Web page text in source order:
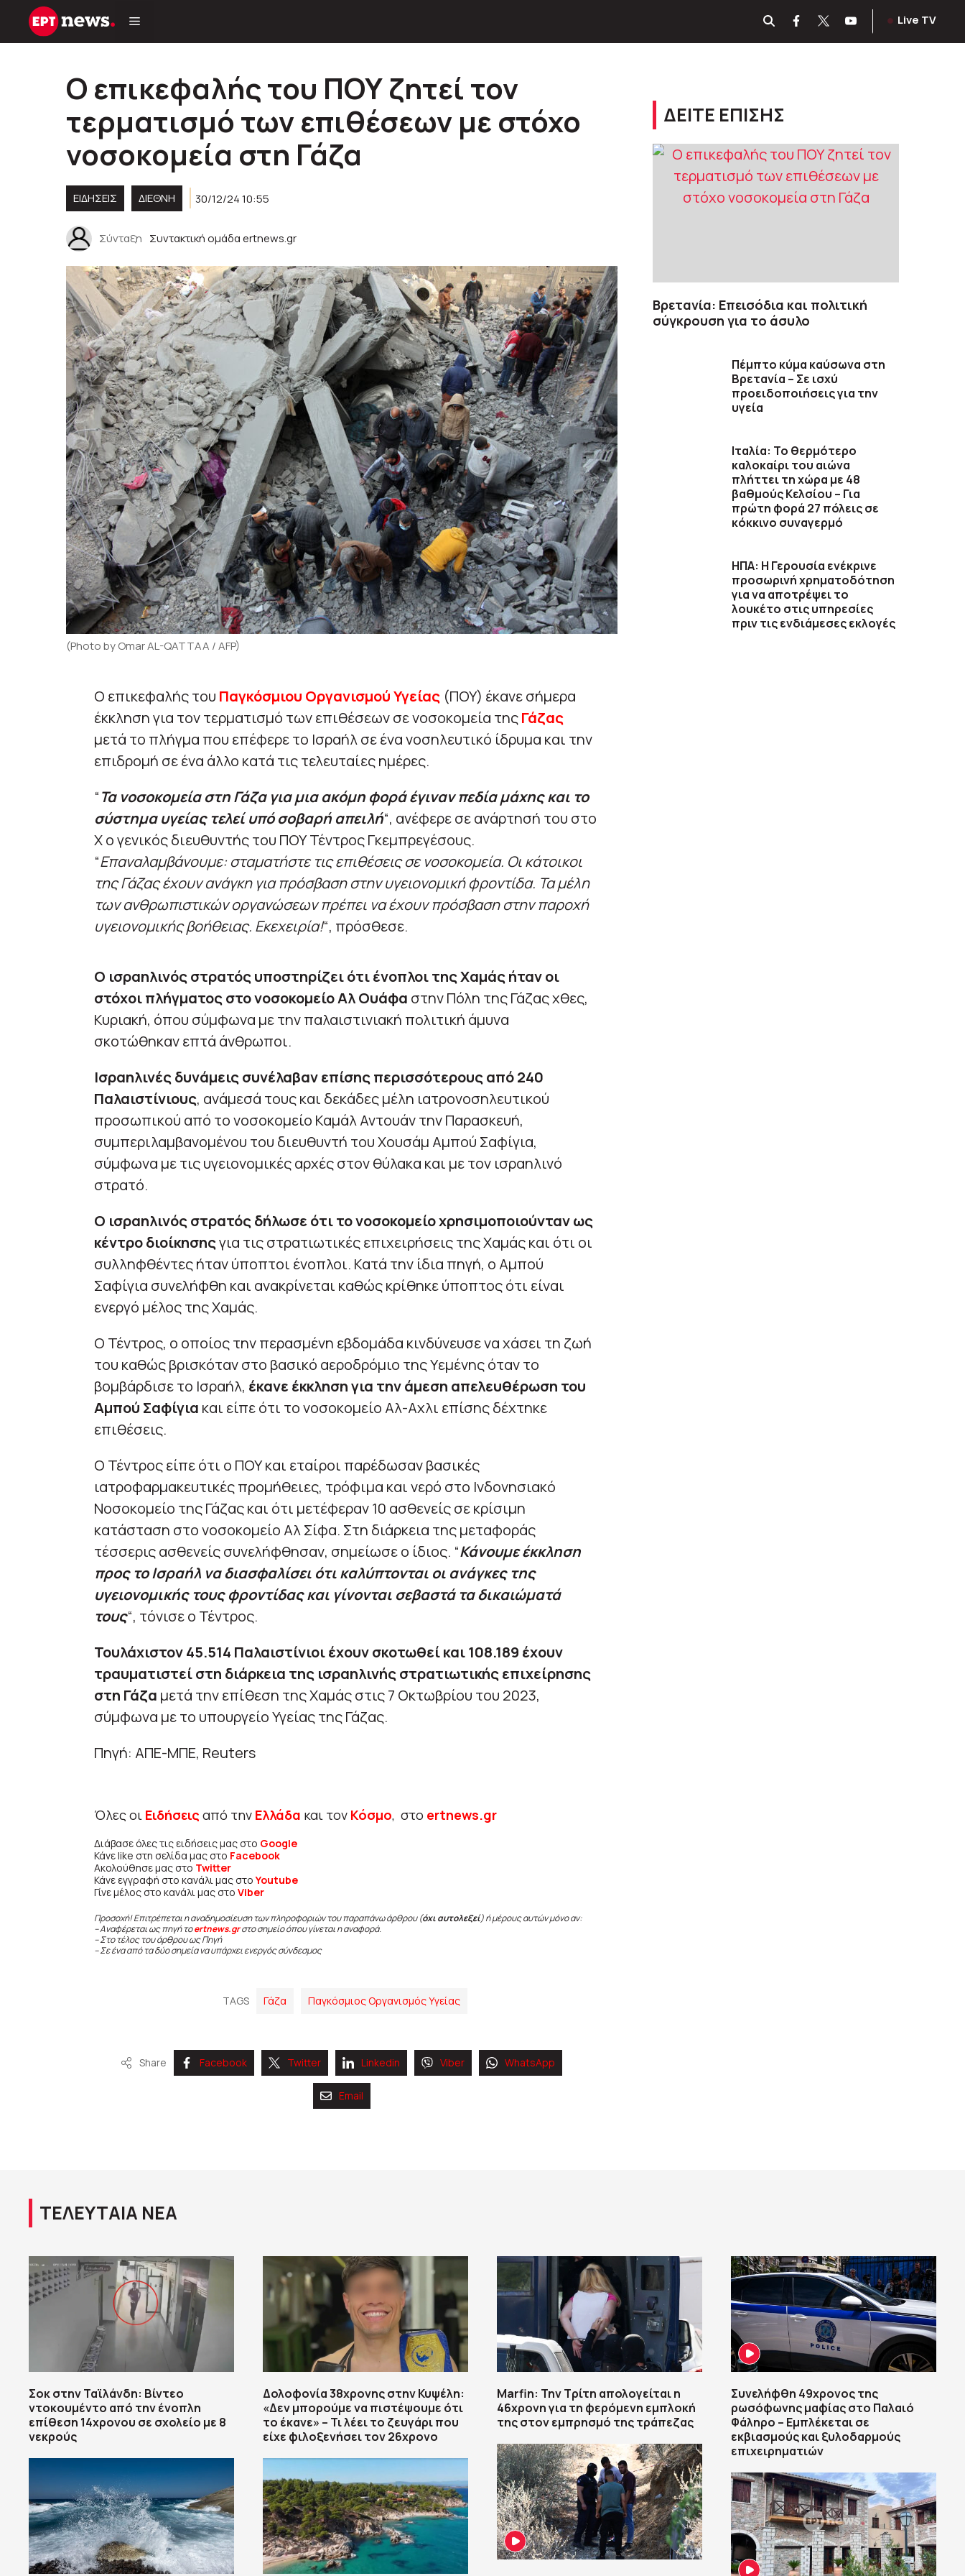
Μετάβαση
Live TV
Ο επικεφαλής του ΠΟΥ ζητεί τον
τερματισμό των επιθέσεων με στόχο
νοσοκομεία στη Γάζα
ΕΙΔΗΣΕΙΣ ΔΙΕΘΝΗ 30/12/24 10:55
Σύνταξη Συντακτική ομάδα ertnews.gr
(Photo by Omar AL-QATTAA / AFP)
Ο επικεφαλής του Παγκόσμιου Οργανισμού Υγείας(ΠΟΥ) έκανε σήμερα
έκκληση για τον τερματισμό των επιθέσεων σε νοσοκομεία τηςΓάζας
μετά το πλήγμα που επέφερε το Ισραήλ σε ένα νοσηλευτικό ίδρυμα και την
επιδρομή σε ένα άλλο κατά τις τελευταίες ημέρες.
“Τα νοσοκομεία στη Γάζα για μια ακόμη φορά έγιναν πεδία μάχης και το
σύστημα υγείας τελεί υπό σοβαρή απειλή“, ανέφερε σε ανάρτησή του στο
Χ ο γενικός διευθυντής του ΠΟΥ Τέντρος Γκεμπρεγέσους.
“Επαναλαμβάνουμε: σταματήστε τις επιθέσεις σε νοσοκομεία. Οι κάτοικοι
της Γάζας έχουν ανάγκη για πρόσβαση στην υγειονομική φροντίδα. Τα μέλη
των ανθρωπιστικών οργανώσεων πρέπει να έχουν πρόσβαση στην παροχή
υγειονομικής βοήθειας. Εκεχειρία!“, πρόσθεσε.
Ο ισραηλινός στρατός υποστηρίζει ότι ένοπλοι της Χαμάς ήταν οι
στόχοι πλήγματος στο νοσοκομείο Αλ Ουάφα στην Πόλη της Γάζας χθες,
Κυριακή, όπου σύμφωνα με την παλαιστινιακή πολιτική άμυνα
σκοτώθηκαν επτά άνθρωποι.
Ισραηλινές δυνάμεις συνέλαβαν επίσης περισσότερους από 240
Παλαιστίνιους, ανάμεσά τους και δεκάδες μέλη ιατρονοσηλευτικού
προσωπικού από το νοσοκομείο Καμάλ Αντουάν την Παρασκευή,
συμπεριλαμβανομένου του διευθυντή του Χουσάμ Αμπού Σαφίγια,
σύμφωνα με τις υγειονομικές αρχές στον θύλακα και με τον ισραηλινό
στρατό.
Ο ισραηλινός στρατός δήλωσε ότι το νοσοκομείο χρησιμοποιούνταν ως
κέντρο διοίκησηςγια τις στρατιωτικές επιχειρήσεις της Χαμάς και ότι οι
συλληφθέντες ήταν ύποπτοι ένοπλοι. Κατά την ίδια πηγή, ο Αμπού
Σαφίγια συνελήφθη και ανακρίνεται καθώς κρίθηκε ύποπτος ότι είναι
ενεργό μέλος της Χαμάς.
Ο Τέντρος, ο οποίος την περασμένη εβδομάδα κινδύνευσε να χάσει τη ζωή
του καθώς βρισκόταν στο βασικό αεροδρόμιο της Υεμένης όταν το
βομβάρδισε το Ισραήλ, έκανε έκκληση για την άμεση απελευθέρωση του
Αμπού Σαφίγια και είπε ότι το νοσοκομείο Αλ-Αχλι επίσης δέχτηκε
επιθέσεις.
Ο Τέντρος είπε ότι ο ΠΟΥ και εταίροι παρέδωσαν βασικές
ιατροφαρμακευτικές προμήθειες, τρόφιμα και νερό στο Ινδονησιακό
Νοσοκομείο της Γάζας και ότι μετέφεραν 10 ασθενείς σε κρίσιμη
κατάσταση στο νοσοκομείο Αλ Σίφα. Στη διάρκεια της μεταφοράς
τέσσερις ασθενείς συνελήφθησαν, σημείωσε ο ίδιος. “Κάνουμε έκκληση
προς το Ισραήλ να διασφαλίσει ότι καλύπτονται οι ανάγκες της
υγειονομικής τους φροντίδας και γίνονται σεβαστά τα δικαιώματά
τους“, τόνισε ο Τέντρος.
Τουλάχιστον 45.514 Παλαιστίνιοι έχουν σκοτωθεί και 108.189 έχουν
τραυματιστεί στη διάρκεια της ισραηλινής στρατιωτικής επιχείρησης
στη Γάζα μετά την επίθεση της Χαμάς στις 7 Οκτωβρίου του 2023,
σύμφωνα με το υπουργείο Υγείας της Γάζας.
Πηγή: ΑΠΕ-ΜΠΕ, Reuters
Όλες οι Ειδήσεις από την Ελλάδα και τον Κόσμο, στο ertnews.gr
Διάβασε όλες τις ειδήσεις μας στο Google
Κάνε like στη σελίδα μας στο Facebook
Ακολούθησε μας στο Twitter
Κάνε εγγραφή στο κανάλι μας στοYoutube
Γίνε μέλος στο κανάλι μας στο Viber
Προσοχή! Επιτρέπεται η αναδημοσίευση των πληροφοριών του παραπάνω άρθρου (όχι αυτολεξεί) ή μέρους αυτών μόνο αν:
– Αναφέρεται ως πηγή τοertnews.gr στο σημείο όπου γίνεται η αναφορά.
– Στο τέλος του άρθρου ως Πηγή
– Σε ένα από τα δύο σημεία να υπάρχει ενεργός σύνδεσμος
TAGS Γάζα Παγκόσμιος Οργανισμός Υγείας
Share Facebook Twitter Linkedin Viber WhatsApp
Email
ΔΕΙΤΕ ΕΠΙΣΗΣ
Βρετανία: Επεισόδια και πολιτική
σύγκρουση για το άσυλο
Πέμπτο κύμα καύσωνα στη
Βρετανία – Σε ισχύ
προειδοποιήσεις για την
υγεία
Ιταλία: Το θερμότερο
καλοκαίρι του αιώνα
πλήττει τη χώρα με 48
βαθμούς Κελσίου – Για
πρώτη φορά 27 πόλεις σε
κόκκινο συναγερμό
ΗΠΑ: Η Γερουσία ενέκρινε
προσωρινή χρηματοδότηση
για να αποτρέψει το
λουκέτο στις υπηρεσίες
πριν τις ενδιάμεσες εκλογές
ΤΕΛΕΥΤΑΙΑ ΝΕΑ
Σοκ στην Ταϊλάνδη: Βίντεο
ντοκουμέντο από την ένοπλη
επίθεση 14χρονου σε σχολείο με 8
νεκρούς
Δολοφονία 38χρονης στην Κυψέλη:
«Δεν μπορούμε να πιστέψουμε ότι
το έκανε» – Τι λέει το ζευγάρι που
είχε φιλοξενήσει τον 26χρονο
Marfin: Την Τρίτη απολογείται η
46χρονη για τη φερόμενη εμπλοκή
της στον εμπρησμό της τράπεζας
Συνελήφθη 49χρονος της
ρωσόφωνης μαφίας στο Παλαιό
Φάληρο – Εμπλέκεται σε
εκβιασμούς και ξυλοδαρμούς
επιχειρηματιών